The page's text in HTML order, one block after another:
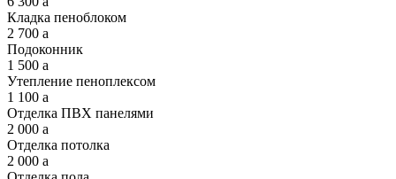
Кладка пеноблоком
2 700 a
Подоконник
1 500 a
Утепление пеноплексом
1 100 a
Отделка ПВХ панелями
2 000 a
Отделка потолка
2 000 a